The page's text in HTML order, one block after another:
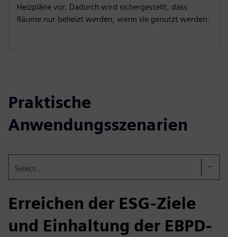
Heizpläne vor. Dadurch wird sichergestellt, dass
Räume nur beheizt werden, wenn sie genutzt werden.
Praktische
Anwendungsszenarien
Select...
Erreichen der ESG-Ziele
und Einhaltung der EBPD-